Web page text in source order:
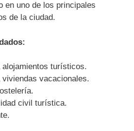
en uno de los principales
de la ciudad.
alojamientos turísticos.
viviendas vacacionales.
civil turística.